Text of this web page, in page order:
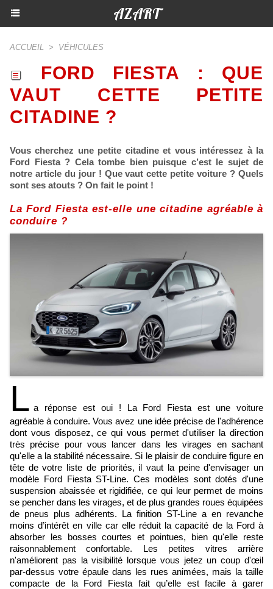
AZART
ACCUEIL > VÉHICULES
FORD FIESTA : QUE
VAUT CETTE PETITE
CITADINE ?
Vous cherchez une petite citadine et vous intéressez à la
Ford Fiesta ? Cela tombe bien puisque c’est le sujet de
notre article du jour ! Que vaut cette petite voiture ? Quels
sont ses atouts ? On fait le point !
La Ford Fiesta est-elle une citadine agréable à
conduire ?
L a réponse est oui ! La Ford Fiesta est une voiture
agréable à conduire. Vous avez une idée précise de l'adhérence
dont vous disposez, ce qui vous permet d'utiliser la direction
très précise pour vous lancer dans les virages en sachant
qu'elle a la stabilité nécessaire. Si le plaisir de conduire figure en
tête de votre liste de priorités, il vaut la peine d'envisager un
modèle Ford Fiesta ST-Line. Ces modèles sont dotés d'une
suspension abaissée et rigidifiée, ce qui leur permet de moins
se pencher dans les virages, et de plus grandes roues équipées
de pneus plus adhérents. La finition ST-Line a en revanche
moins d’intérêt en ville car elle réduit la capacité de la Ford à
absorber les bosses courtes et pointues, bien qu'elle reste
raisonnablement confortable. Les petites vitres arrière
n'améliorent pas la visibilité lorsque vous jetez un coup d'œil
par-dessus votre épaule dans les rues animées, mais la taille
compacte de la Ford Fiesta fait qu’elle est facile à garer